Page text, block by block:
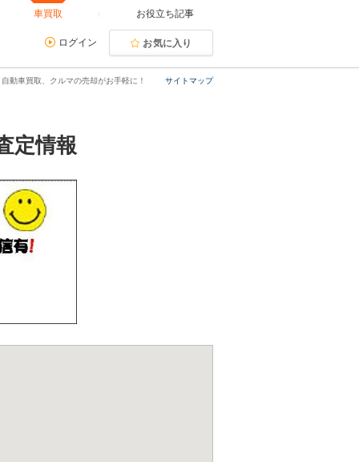
車買取 お役立ち記事
ログイン お気に入り
サイトマップ
動車買取、クルマの売却がお手軽に！
定情報